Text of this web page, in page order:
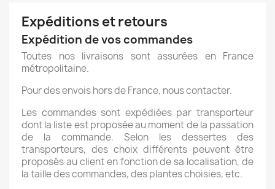
Expéditions et retours
Expédition de vos commandes
Toutes nos livraisons sont assurées en France
métropolitaine.
Pour des envois hors de France, nous contacter.
Les commandes sont expédiées par transporteur
dont la liste est proposée au moment de la passation
de la commande. Selon les dessertes des
transporteurs, des choix différents peuvent être
proposés au client en fonction de sa localisation, de
la taille des commandes, des plantes choisies, etc.